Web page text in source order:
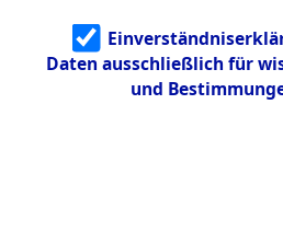
Identifizierun
g
5.3.3
Todesmärsch
Daten ausschließlich für
und